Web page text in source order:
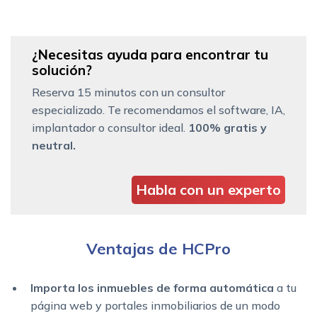
¿Necesitas ayuda para encontrar tu
solución?
Reserva 15 minutos con un consultor
especializado. Te recomendamos el software, IA,
implantador o consultor ideal. 100% gratis y
neutral.
Habla con un experto
Ventajas de HCPro
Importa los inmuebles de forma automática a tu
página web y portales inmobiliarios de un modo